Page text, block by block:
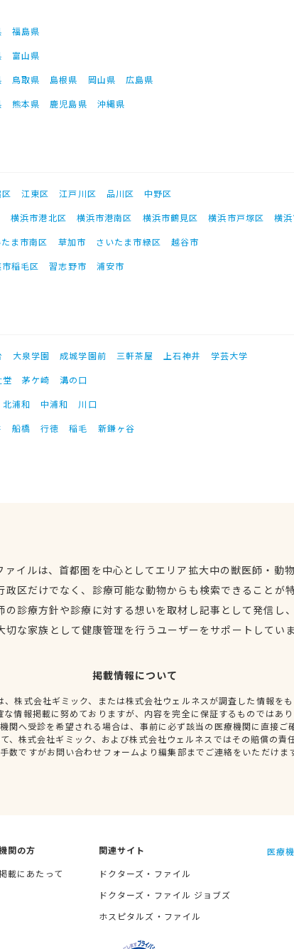
福島県
富山県
鳥取県 島根県 岡山県
広島県
熊本県 鹿児島県 沖縄県
江東区 江戸川区 品川区
中野区
横浜市港北区 横浜市港南区 横浜市鶴見区 横浜市戸塚区
横
ま市南区 草加市 さいたま市緑区
越谷市
稲毛区 習志野市 浦安市
大泉学園 成城学園前 三軒茶屋 上石神井
学芸大学
堂 茅ケ崎
溝の口
北浦和 中浦和
川口
船橋 行徳 稲毛 新鎌ヶ谷
ァイルは、首都圏を中心としてエリア拡大中の獣医師・動
政区だけでなく、診療可能な動物からも検索できることが
の診療方針や診療に対する想いを取材し記事として発信し
切な家族として健康管理を行うユーザーをサポートしてい
掲載情報について
、株式会社ギミック、または株式会社ウェルネスが調査した情報を
な情報掲載に努めておりますが、内容を完全に保証するものではあ
関へ受診を希望される場合は、事前に必ず該当の医療機関に直接ご
、株式会社ギミック、および株式会社ウェルネスではその賠償の責
数ですがお問い合わせフォームより編集部までご連絡をいただけま
関の方
載にあたって
関連サイト
ドクターズ・ファイル
ドクターズ・ファイル ジョブズ
ホスピタルズ・ファイル
医療